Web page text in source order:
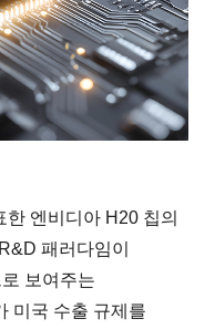
엔비디아 H20 칩의
패러다임이
보여주는
미국 수출 규제를